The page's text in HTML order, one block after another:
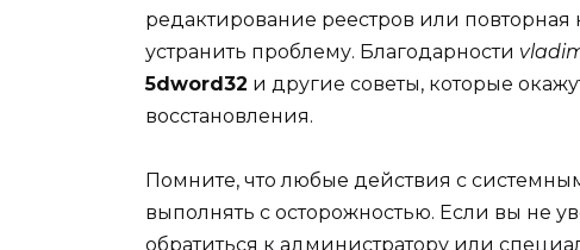
редактирование реестров или
устранить проблему. Благодарности
5dword32 и другие советы, которые
восстановления.
Помните, что любые действия с
выполнять с осторожностью. Если вы не
обратиться к администратору или